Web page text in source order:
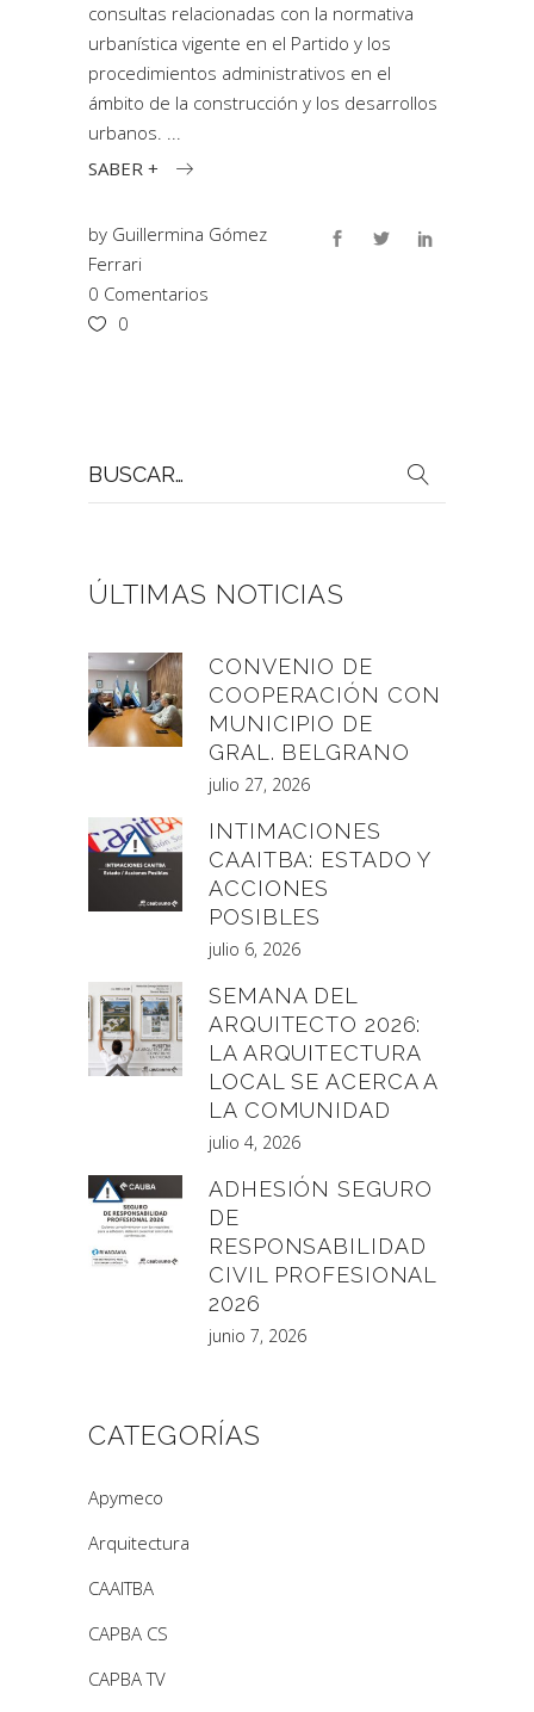
consultas relacionadas con la normativa
urbanística vigente en el Partido y los
procedimientos administrativos en el
ámbito de la construcción y los desarrollos
urbanos.
SABER +
by Guillermina Gómez
Ferrari
0 Comentarios
0
por:
ÚLTIMAS NOTICIAS
CONVENIO DE
COOPERACIÓN CON
MUNICIPIO DE
GRAL. BELGRANO
julio 27, 2026
INTIMACIONES
CAAITBA: ESTADO Y
ACCIONES
POSIBLES
julio 6, 2026
SEMANA DEL
ARQUITECTO 2026:
LA ARQUITECTURA
LOCAL SE ACERCA A
LA COMUNIDAD
julio 4, 2026
ADHESIÓN SEGURO
DE
RESPONSABILIDAD
CIVIL PROFESIONAL
2026
junio 7, 2026
CATEGORÍAS
Apymeco
Arquitectura
CAAITBA
CAPBA CS
CAPBA TV